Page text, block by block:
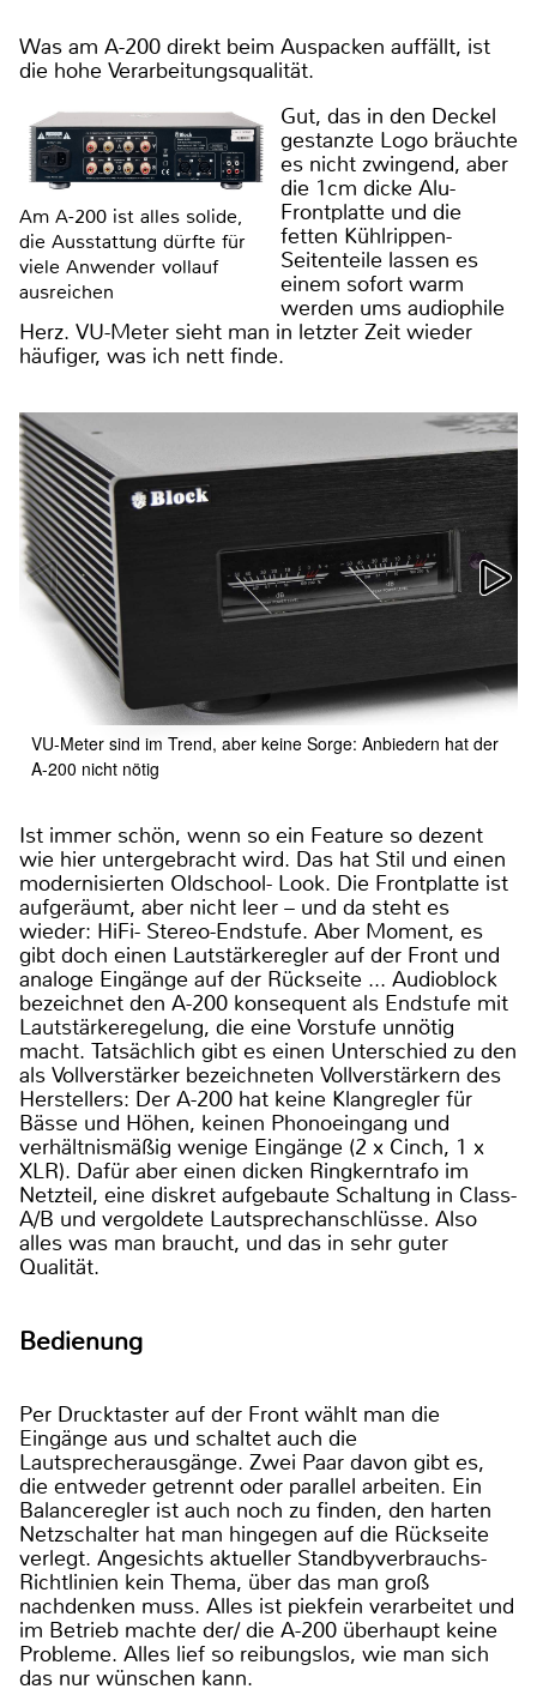
Was am A-200 direkt beim Auspacken auffällt, ist
die hohe Verarbeitungsqualität.
Am A-200 ist alles solide,
die Ausstattung dürfte für
viele Anwender vollauf
ausreichen
Gut, das in den Deckel
gestanzte Logo bräuchte
es nicht zwingend, aber
die 1cm dicke Alu-
Frontplatte und die
fetten Kühlrippen-
Seitenteile lassen es
einem sofort warm
werden ums audiophile
Herz. VU-Meter sieht man in letzter Zeit wieder
häufiger, was ich nett finde.
VU-Meter sind im Trend, aber keine Sorge: Anbiedern hat der
A-200 nicht nötig
Ist immer schön, wenn so ein Feature so dezent
wie hier untergebracht wird. Das hat Stil und einen
modernisierten Oldschool- Look. Die Frontplatte ist
aufgeräumt, aber nicht leer – und da steht es
wieder: HiFi- Stereo-Endstufe. Aber Moment, es
gibt doch einen Lautstärkeregler auf der Front und
analoge Eingänge auf der Rückseite ... Audioblock
bezeichnet den A-200 konsequent als Endstufe mit
Lautstärkeregelung, die eine Vorstufe unnötig
macht. Tatsächlich gibt es einen Unterschied zu den
als Vollverstärker bezeichneten Vollverstärkern des
Herstellers: Der A-200 hat keine Klangregler für
Bässe und Höhen, keinen Phonoeingang und
verhältnismäßig wenige Eingänge (2 x Cinch, 1 x
XLR). Dafür aber einen dicken Ringkerntrafo im
Netzteil, eine diskret aufgebaute Schaltung in Class-
A/B und vergoldete Lautsprechanschlüsse. Also
alles was man braucht, und das in sehr guter
Qualität.
Bedienung
Per Drucktaster auf der Front wählt man die
Eingänge aus und schaltet auch die
Lautsprecherausgänge. Zwei Paar davon gibt es,
die entweder getrennt oder parallel arbeiten. Ein
Balanceregler ist auch noch zu finden, den harten
Netzschalter hat man hingegen auf die Rückseite
verlegt. Angesichts aktueller Standbyverbrauchs-
Richtlinien kein Thema, über das man groß
nachdenken muss. Alles ist piekfein verarbeitet und
im Betrieb machte der/ die A-200 überhaupt keine
Probleme. Alles lief so reibungslos, wie man sich
das nur wünschen kann.